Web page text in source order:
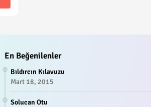
En Beğenilenler
Bıldırcın Kılavuzu
Mart 18, 2015
Solucan Otu